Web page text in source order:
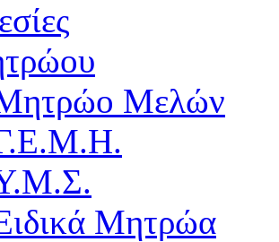
Μελών
Μητρώα